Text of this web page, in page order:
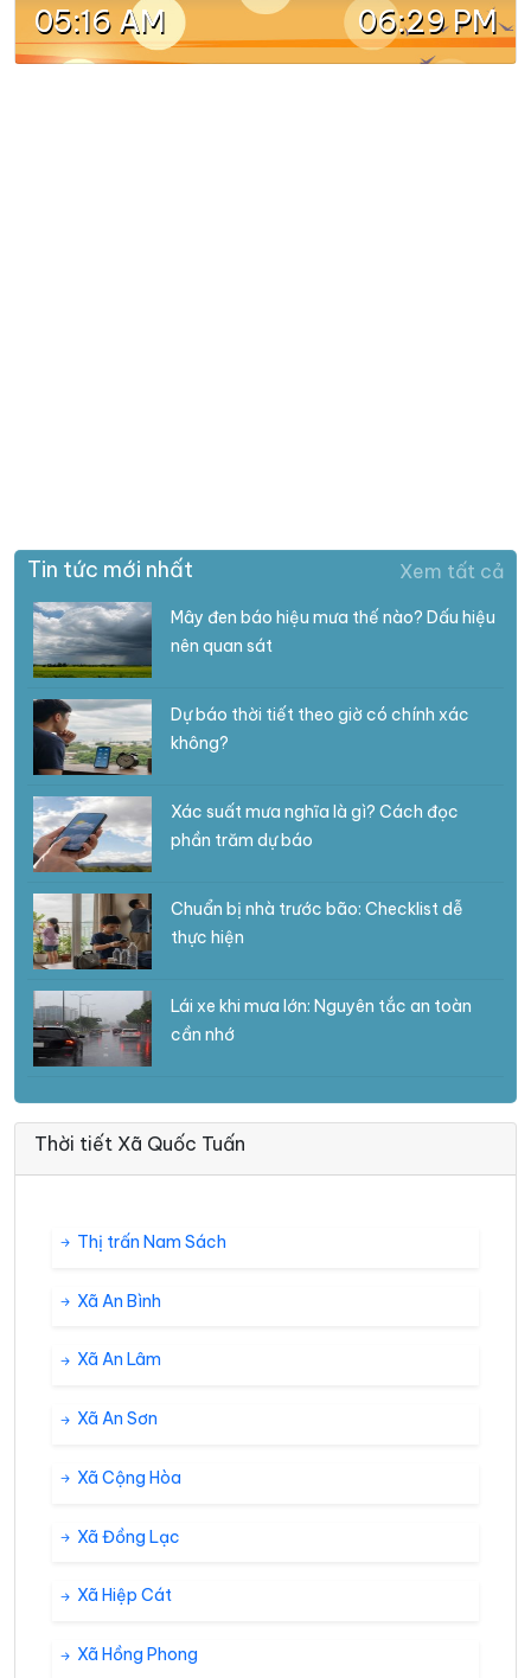
05:16 AM 06:29 PM
Tin tức mới nhất Xem tất cả
Mây đen báo hiệu mưa thế nào? Dấu hiệu
nên quan sát
Dự báo thời tiết theo giờ có chính xác
không?
Xác suất mưa nghĩa là gì? Cách đọc
phần trăm dự báo
Chuẩn bị nhà trước bão: Checklist dễ
thực hiện
Lái xe khi mưa lớn: Nguyên tắc an toàn
cần nhớ
Thời tiết Xã Quốc Tuấn
Thị trấn Nam Sách
Xã An Bình
Xã An Lâm
Xã An Sơn
Xã Cộng Hòa
Xã Đồng Lạc
Xã Hiệp Cát
Xã Hồng Phong